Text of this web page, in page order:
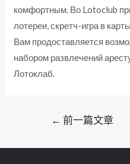
комфортным. Во Lotoclub
лотереи, скретч-игра в
Вам продоставляется
набором развлечений
Лотоклаб.
导
← 前一篇文章